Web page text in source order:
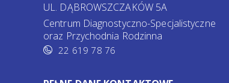
UL. DĄBROWSZCZAKÓW 5A
Centrum Diagnostyczno-Specjalistyczne
oraz Przychodnia Rodzinna
22 619 78 76